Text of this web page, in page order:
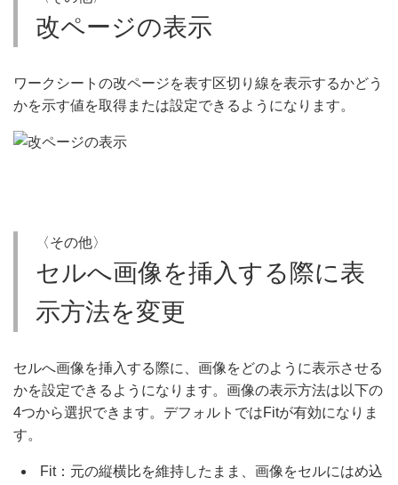
改ページの表示
ワークシートの改ページを表す区切り線を表示するかどう
かを示す値を取得または設定できるようになります。
〈その他〉
セルへ画像を挿入する際に表
示方法を変更
セルへ画像を挿入する際に、画像をどのように表示させる
かを設定できるようになります。画像の表示方法は以下の
4つから選択できます。デフォルトではFitが有効になりま
す。
Fit：元の縦横比を維持したまま、画像をセルにはめ込